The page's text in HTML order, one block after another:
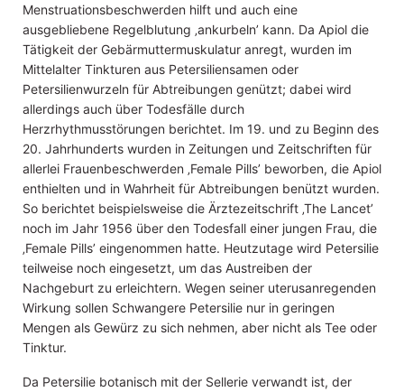
Menstruationsbeschwerden hilft und auch eine
ausgebliebene Regelblutung ‚ankurbeln’ kann. Da Apiol die
Tätigkeit der Gebärmuttermuskulatur anregt, wurden im
Mittelalter Tinkturen aus Petersiliensamen oder
Petersilienwurzeln für Abtreibungen genützt; dabei wird
allerdings auch über Todesfälle durch
Herzrhythmusstörungen berichtet. Im 19. und zu Beginn des
20. Jahrhunderts wurden in Zeitungen und Zeitschriften für
allerlei Frauenbeschwerden ‚Female Pills’ beworben, die Apiol
enthielten und in Wahrheit für Abtreibungen benützt wurden.
So berichtet beispielsweise die Ärztezeitschrift ‚The Lancet’
noch im Jahr 1956 über den Todesfall einer jungen Frau, die
‚Female Pills’ eingenommen hatte. Heutzutage wird Petersilie
teilweise noch eingesetzt, um das Austreiben der
Nachgeburt zu erleichtern. Wegen seiner uterusanregenden
Wirkung sollen Schwangere Petersilie nur in geringen
Mengen als Gewürz zu sich nehmen, aber nicht als Tee oder
Tinktur.
Da Petersilie botanisch mit der Sellerie verwandt ist, der